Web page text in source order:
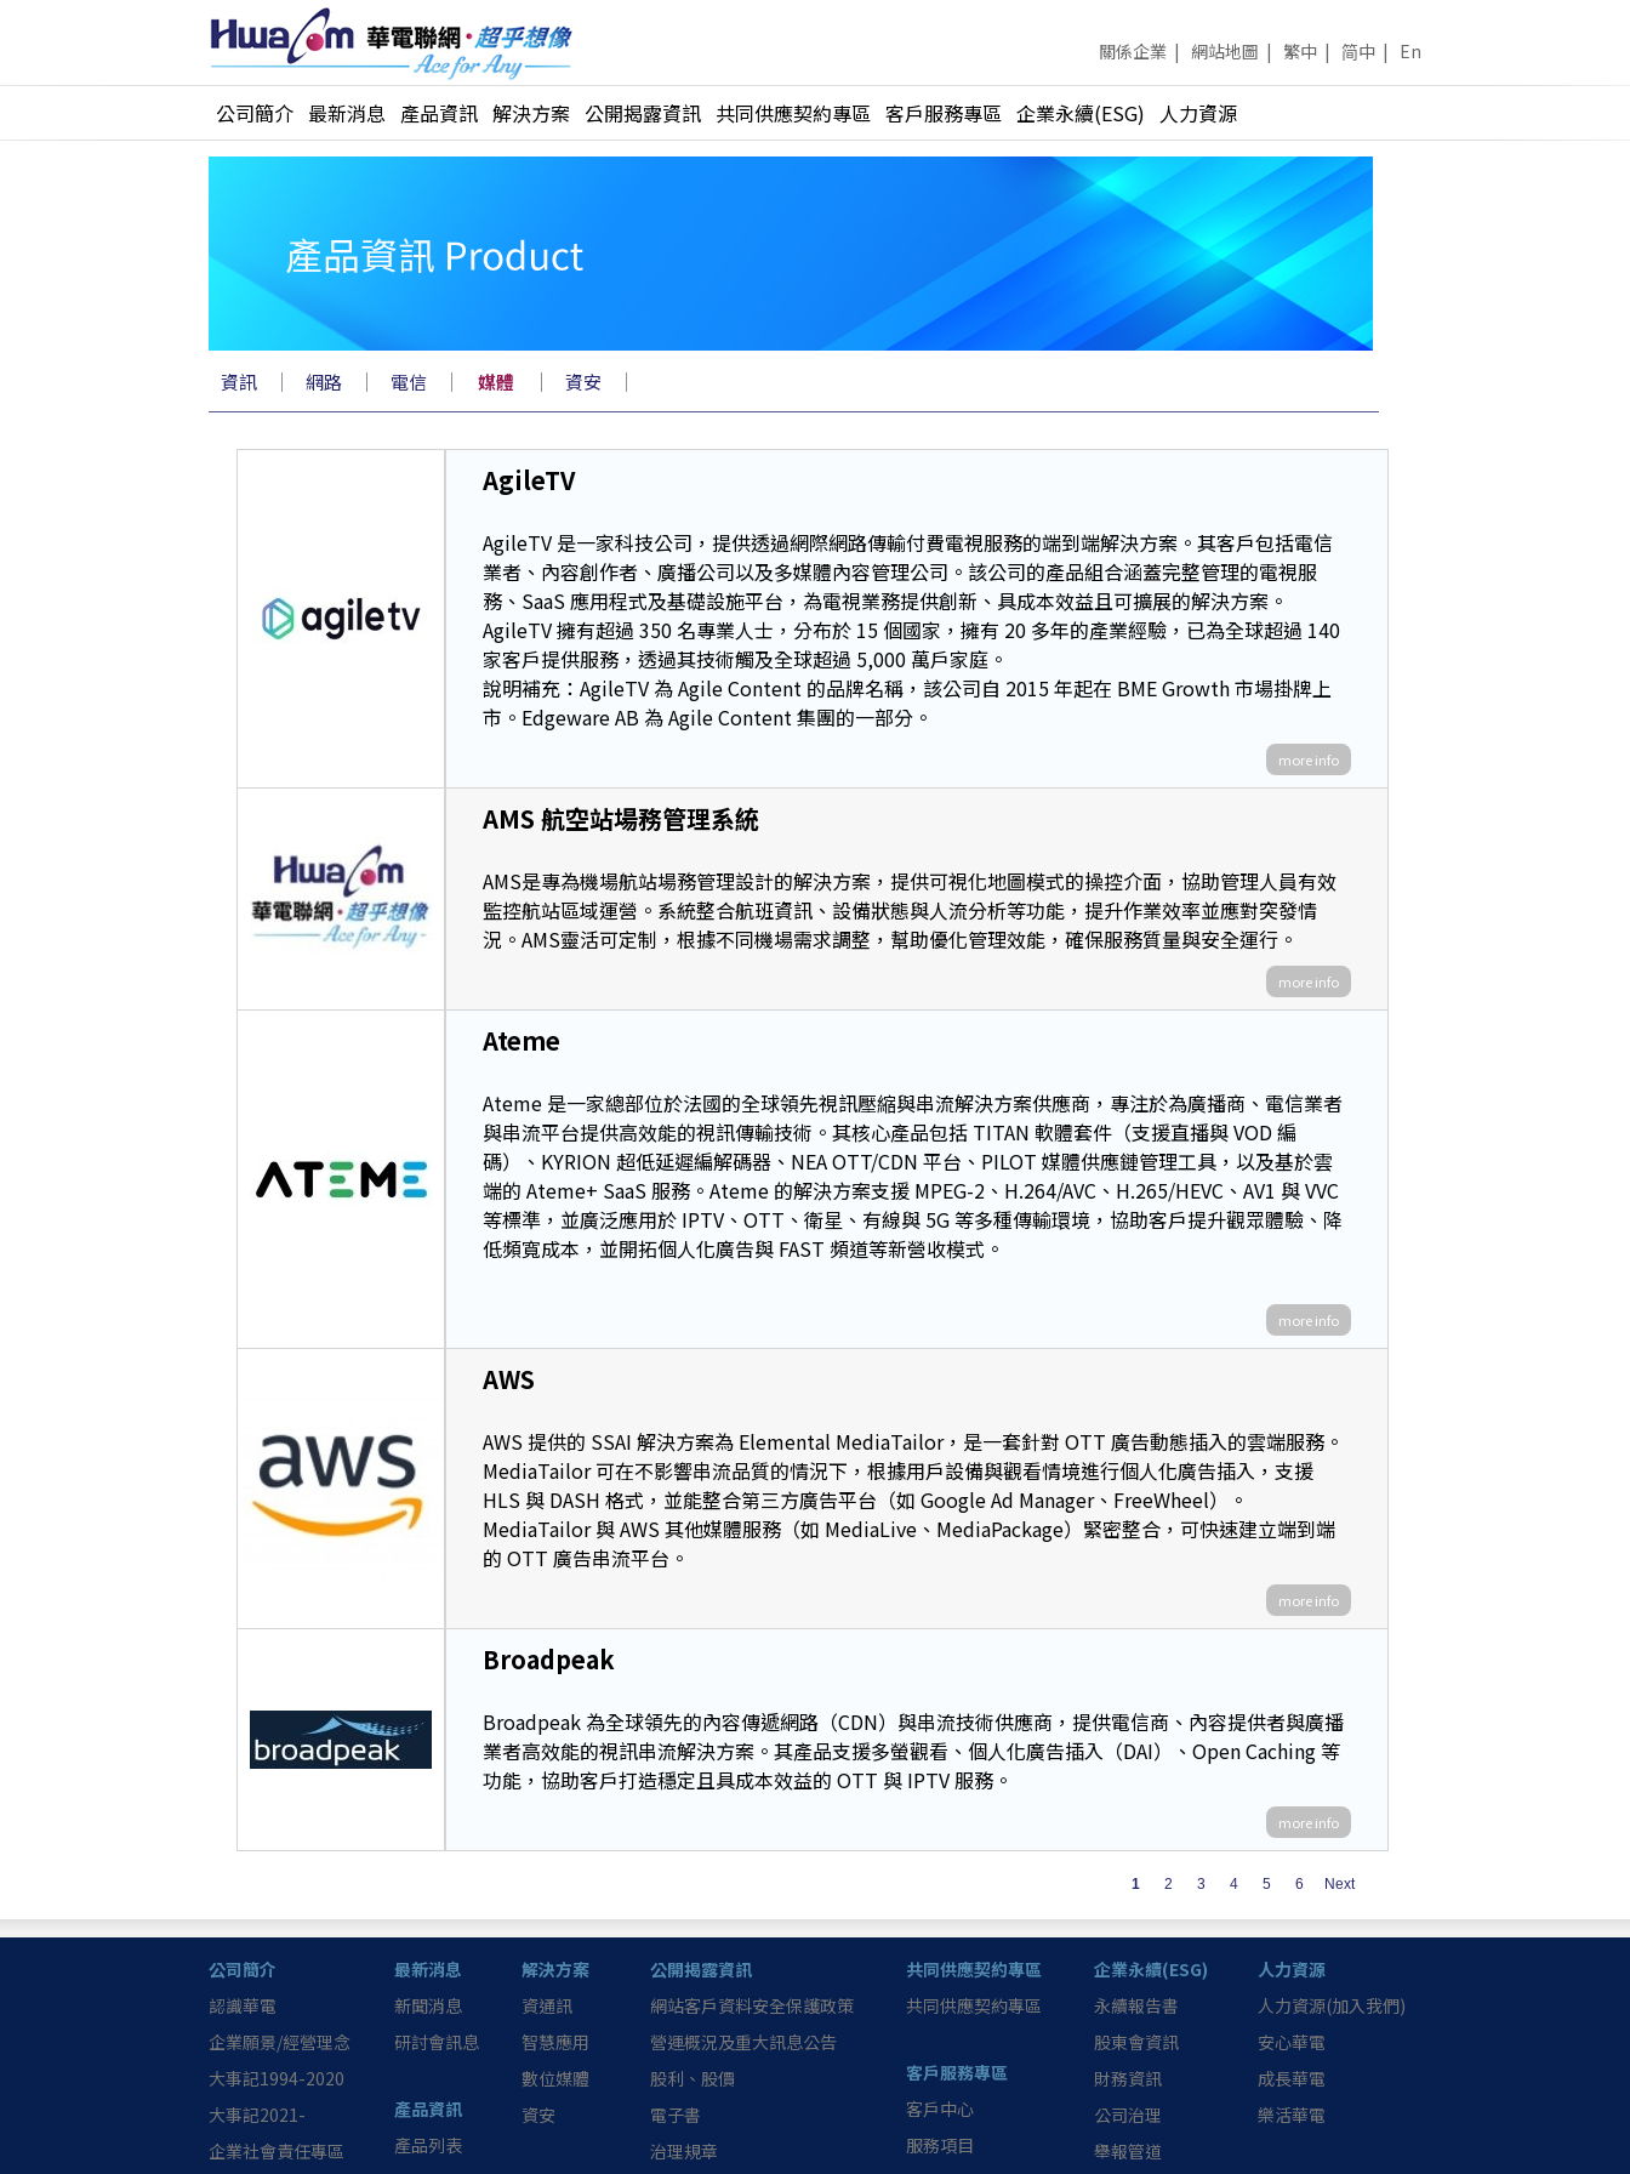
關係企業 | 網站地圖 | 繁中 | 简中 | En
公司簡介 最新消息 產品資訊 解決方案 公開揭露資訊 共同供應契約專區 客戶服務專區 企業永續(ESG) 人力資源
資訊 ｜ 網路 ｜ 電信 ｜ 媒體 ｜ 資安 ｜
AgileTV
AgileTV 是一家科技公司，提供透過網際網路傳輸付費電視服務的端到端解決方案。其客戶包括電信
業者、內容創作者、廣播公司以及多媒體內容管理公司。該公司的產品組合涵蓋完整管理的電視服
務、SaaS 應用程式及基礎設施平台，為電視業務提供創新、具成本效益且可擴展的解決方案。
AgileTV 擁有超過 350 名專業人士，分布於 15 個國家，擁有 20 多年的產業經驗，已為全球超過 140
家客戶提供服務，透過其技術觸及全球超過 5,000 萬戶家庭。
說明補充：AgileTV 為 Agile Content 的品牌名稱，該公司自 2015 年起在 BME Growth 市場掛牌上
市。Edgeware AB 為 Agile Content 集團的一部分。
more info
AMS 航空站場務管理系統
AMS是專為機場航站場務管理設計的解決方案，提供可視化地圖模式的操控介面，協助管理人員有效
監控航站區域運營。系統整合航班資訊、設備狀態與人流分析等功能，提升作業效率並應對突發情
況。AMS靈活可定制，根據不同機場需求調整，幫助優化管理效能，確保服務質量與安全運行。
more info
Ateme
Ateme 是一家總部位於法國的全球領先視訊壓縮與串流解決方案供應商，專注於為廣播商、電信業者
與串流平台提供高效能的視訊傳輸技術。其核心產品包括 TITAN 軟體套件（支援直播與 VOD 編
碼）、KYRION 超低延遲編解碼器、NEA OTT/CDN 平台、PILOT 媒體供應鏈管理工具，以及基於雲
端的 Ateme+ SaaS 服務。Ateme 的解決方案支援 MPEG-2、H.264/AVC、H.265/HEVC、AV1 與 VVC
等標準，並廣泛應用於 IPTV、OTT、衛星、有線與 5G 等多種傳輸環境，協助客戶提升觀眾體驗、降
低頻寬成本，並開拓個人化廣告與 FAST 頻道等新營收模式。
more info
AWS
AWS 提供的 SSAI 解決方案為 Elemental MediaTailor，是一套針對 OTT 廣告動態插入的雲端服務。
MediaTailor 可在不影響串流品質的情況下，根據用戶設備與觀看情境進行個人化廣告插入，支援
HLS 與 DASH 格式，並能整合第三方廣告平台（如 Google Ad Manager、FreeWheel）。
MediaTailor 與 AWS 其他媒體服務（如 MediaLive、MediaPackage）緊密整合，可快速建立端到端
的 OTT 廣告串流平台。
more info
Broadpeak
Broadpeak 為全球領先的內容傳遞網路（CDN）與串流技術供應商，提供電信商、內容提供者與廣播
業者高效能的視訊串流解決方案。其產品支援多螢觀看、個人化廣告插入（DAI）、Open Caching 等
功能，協助客戶打造穩定且具成本效益的 OTT 與 IPTV 服務。
more info
1 2 3 4 5 6 Next
公司簡介
認識華電
企業願景/經營理念
大事記1994-2020
大事記2021-
企業社會責任專區
最新消息
新聞消息
研討會訊息
產品資訊
產品列表
解決方案
資通訊
智慧應用
數位媒體
資安
公開揭露資訊
網站客戶資料安全保護政策
營運概況及重大訊息公告
股利、股價
電子書
治理規章
共同供應契約專區
共同供應契約專區
客戶服務專區
客戶中心
服務項目
企業永續(ESG)
永續報告書
股東會資訊
財務資訊
公司治理
舉報管道
人力資源
人力資源(加入我們)
安心華電
成長華電
樂活華電